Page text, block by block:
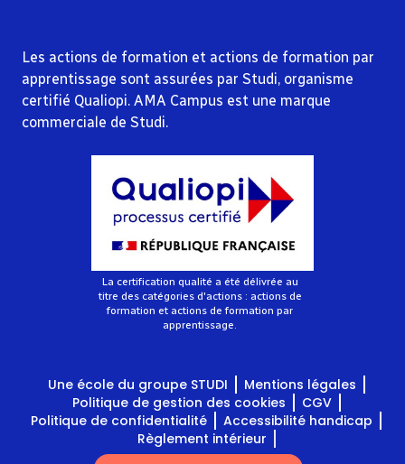
Les actions de formation et actions de formation par
apprentissage sont assurées par Studi, organisme
certifié Qualiopi. AMA Campus est une marque
commerciale de Studi.
La certification qualité a été délivrée au
titre des catégories d'actions : actions de
formation et actions de formation par
apprentissage.
Une école du groupe STUDI
Mentions légales
Politique de gestion des cookies
CGV
Politique de confidentialité
Accessibilité handicap
Règlement intérieur